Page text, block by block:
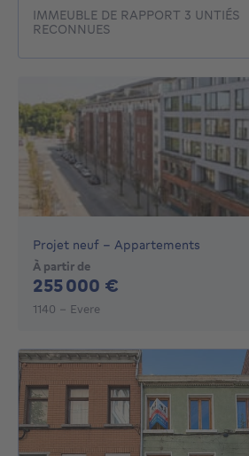
IMMEUBLE DE RAPPORT 3 UNTIÉS
RECONNUES
Projet neuf - Appartements
À partir de
255 000 €
1140 - Evere